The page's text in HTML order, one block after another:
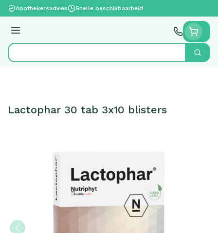
Ga naar de inhoud
Apothekersadvies Snelle beschikbaarheid
Menu
Product, merk, categorie... Zoek
Lactophar 30 tab 3x10 blisters